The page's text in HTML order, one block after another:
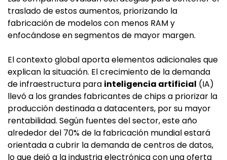
traslado de estos aumentos, priorizando la
fabricación de modelos con menos RAM y
enfocándose en segmentos de mayor margen.
El contexto global aporta elementos adicionales que
explican la situación. El crecimiento de la demanda
de infraestructura para inteligencia artificial (IA)
llevó a los grandes fabricantes de chips a priorizar la
producción destinada a datacenters, por su mayor
rentabilidad. Según fuentes del sector, este año
alrededor del 70% de la fabricación mundial estará
orientada a cubrir la demanda de centros de datos,
lo que dejó a la industria electrónica con una oferta